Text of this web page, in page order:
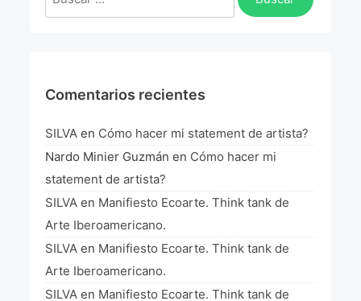
Comentarios recientes
SILVA en Cómo hacer mi statement de artista?
Nardo Minier Guzmán en Cómo hacer mi
statement de artista?
SILVA en Manifiesto Ecoarte. Think tank de
Arte Iberoamericano.
SILVA en Manifiesto Ecoarte. Think tank de
Arte Iberoamericano.
SILVA en Manifiesto Ecoarte. Think tank de